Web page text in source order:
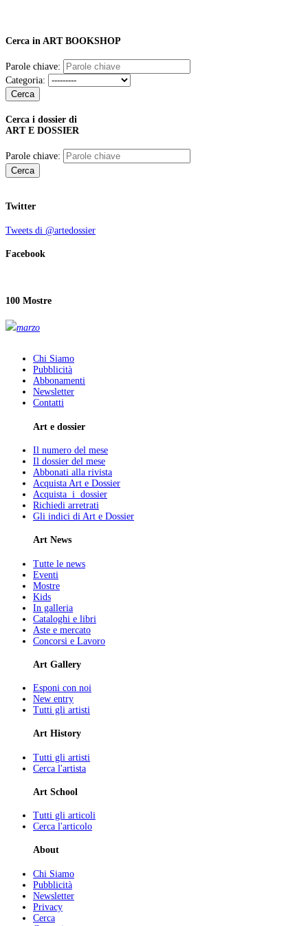
Cerca in ART BOOKSHOP
Parole chiave:
Categoria:
Cerca
Cerca i dossier di
ART E DOSSIER
Parole chiave:
Cerca
Twitter
Tweets di @artedossier
Facebook
100 Mostre
marzo
Chi Siamo
Pubblicità
Abbonamenti
Newsletter
Contatti
Art e dossier
Il numero del mese
Il dossier del mese
Abbonati alla rivista
Acquista Art e Dossier
Acquista i dossier
Richiedi arretrati
Gli indici di Art e Dossier
Art News
Tutte le news
Eventi
Mostre
Kids
In galleria
Cataloghi e libri
Aste e mercato
Concorsi e Lavoro
Art Gallery
Esponi con noi
New entry
Tutti gli artisti
Art History
Tutti gli artisti
Cerca l'artista
Art School
Tutti gli articoli
Cerca l'articolo
About
Chi Siamo
Pubblicità
Newsletter
Privacy
Cerca